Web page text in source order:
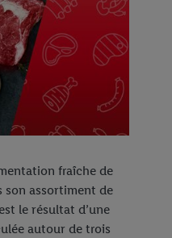
fraîche de
son assortiment de
le résultat d’une
autour de trois